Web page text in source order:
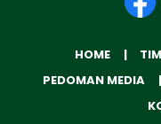
HOME
PEDOMAN MEDIA